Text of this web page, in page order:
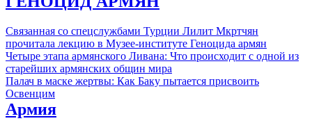
Связанная со спецслужбами Турции Лилит Мкртчян
прочитала лекцию в Музее-институте Геноцида армян
Четыре этапа армянского Ливана: Что происходит с одной из
старейших армянских общин мира
Палач в маске жертвы: Как Баку пытается присвоить
Освенцим
Армия